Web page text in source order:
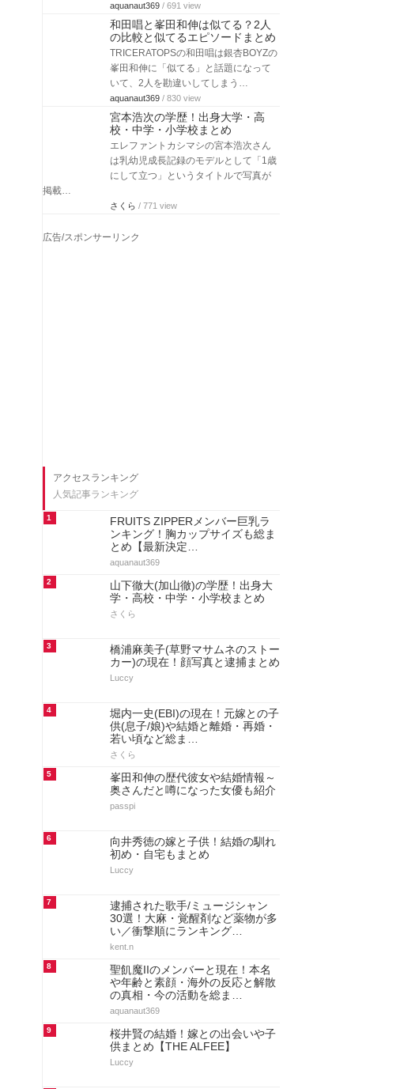
aquanaut369 / 691 view
和田唱と峯田和伸は似てる？2人
の比較と似てるエピソードまとめ
TRICERATOPSの和田唱は銀杏BOYZの
峯田和伸に「似てる」と話題になって
いて、2人を勘違いしてしまう…
aquanaut369 / 830 view
宮本浩次の学歴！出身大学・高
校・中学・小学校まとめ
エレファントカシマシの宮本浩次さん
は乳幼児成長記録のモデルとして「1歳
にして立つ」というタイトルで写真が
掲載…
さくら / 771 view
広告/スポンサーリンク
アクセスランキング
人気記事ランキング
1
FRUITS ZIPPERメンバー巨乳ラ
ンキング！胸カップサイズも総ま
とめ【最新決定…
aquanaut369
2
山下徹大(加山徹)の学歴！出身大
学・高校・中学・小学校まとめ
さくら
3
橋浦麻美子(草野マサムネのストー
カー)の現在！顔写真と逮捕まとめ
Luccy
4
堀内一史(EBI)の現在！元嫁との子
供(息子/娘)や結婚と離婚・再婚・
若い頃など総ま…
さくら
5
峯田和伸の歴代彼女や結婚情報～
奥さんだと噂になった女優も紹介
passpi
6
向井秀徳の嫁と子供！結婚の馴れ
初め・自宅もまとめ
Luccy
7
逮捕された歌手/ミュージシャン
30選！大麻・覚醒剤など薬物が多
い／衝撃順にランキング…
kent.n
8
聖飢魔IIのメンバーと現在！本名
や年齢と素顔・海外の反応と解散
の真相・今の活動を総ま…
aquanaut369
9
桜井賢の結婚！嫁との出会いや子
供まとめ【THE ALFEE】
Luccy